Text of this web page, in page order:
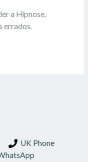
a Hipnose.
errados.
UK Phone